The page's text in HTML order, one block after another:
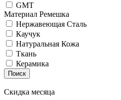
GMT
Материал Ремешка
Нержавеющая Сталь
Каучук
Натуральная Кожа
Ткань
Керамика
Поиск
Скидка месяца